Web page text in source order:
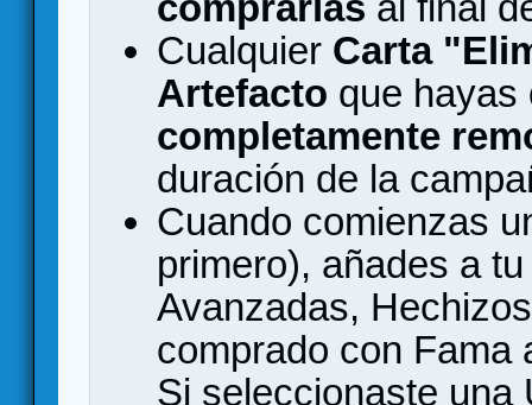
Cualquier Carta
Artefacto que hayas
completamente
duración de la
Cuando comienzas
primero), añades a
Avanzadas,
comprado con Fama
Si seleccionaste una